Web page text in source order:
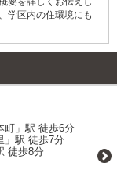
学区内の住環境にも
町」駅 徒歩6分
」駅 徒歩7分
徒歩8分